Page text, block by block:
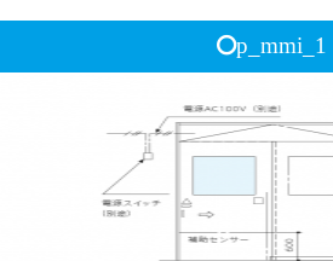
p_mmi_1